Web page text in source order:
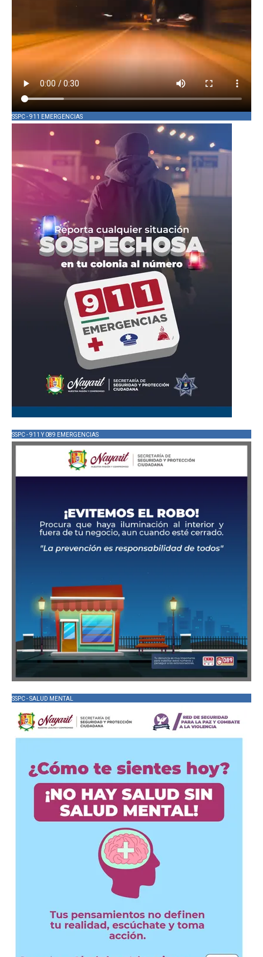
SSPC - 911 EMERGENCIAS
SSPC - 911 Y 089 EMERGENCIAS
SSPC - SALUD MENTAL